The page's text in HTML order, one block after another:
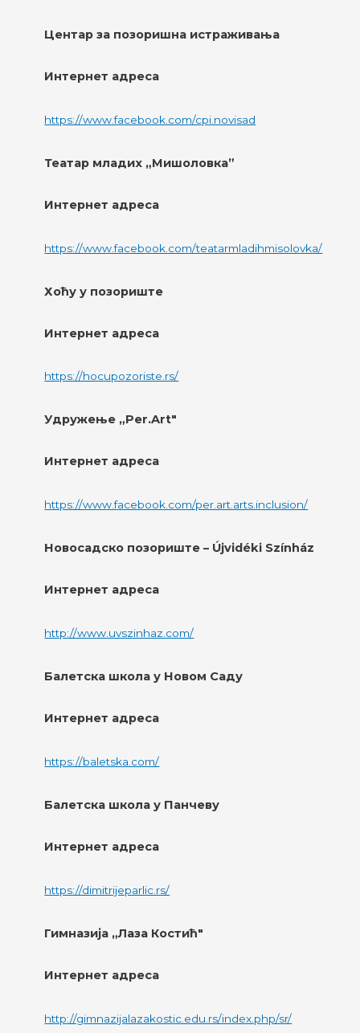
Центар за позоришна истраживања
Интернет адреса
https://www.facebook.com/cpi.novisad
Театар младих „Мишоловка”
Интернет адреса
https://www.facebook.com/teatarmladihmisolovka/
Хоћу у позориште
Интернет адреса
https://hocupozoriste.rs/
Удружење „Per.Art"
Интернет адреса
https://www.facebook.com/per.art.arts.inclusion/
Новосадско позориште – Újvidéki Színház
Интернет адреса
http://www.uvszinhaz.com/
Балетска школа у Новом Саду
Интернет адреса
https://baletska.com/
Балетска школа у Панчеву
Интернет адреса
https://dimitrijeparlic.rs/
Гимназија „Лаза Костић"
Интернет адреса
http://gimnazijalazakostic.edu.rs/index.php/sr/